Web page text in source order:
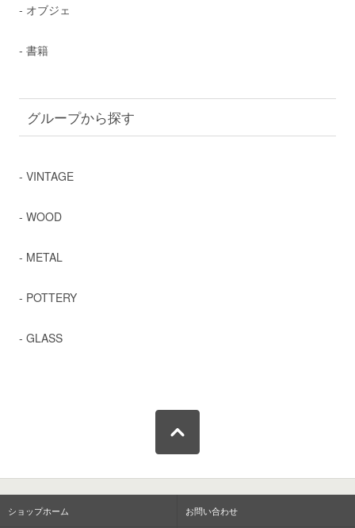
- オブジェ
- 書籍
グループから探す
- VINTAGE
- WOOD
- METAL
- POTTERY
- GLASS
ショップホーム お問い合わせ